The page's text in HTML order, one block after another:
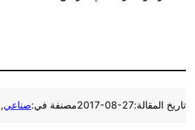
تاريخ المقالة:2017-08-27مصنفة في:صناعي,